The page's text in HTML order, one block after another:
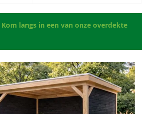
Kom langs in een van onze overdekte